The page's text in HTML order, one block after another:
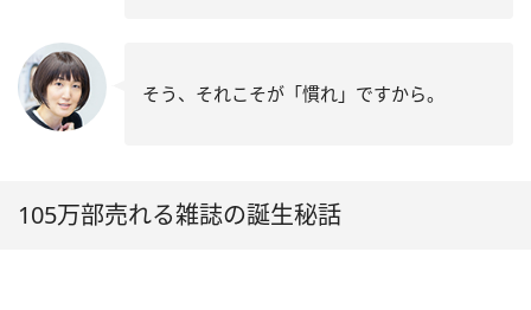
そう、それこそが「慣れ」ですから。
105万部売れる雑誌の誕生秘話